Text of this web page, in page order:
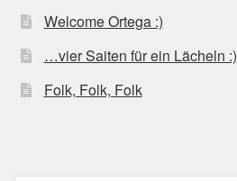
Welcome Ortega :)
…vier Saiten für ein Lächeln :)
Folk, Folk, Folk